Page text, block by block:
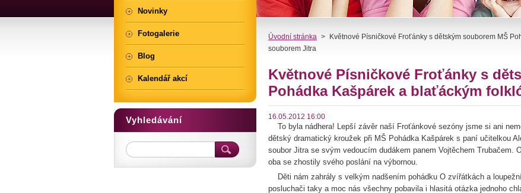
Úvodní stránka >
Květnové Písničkové Froťánky s dětským souborem MŠ
souborem Jitra
Květnové Písničkové Froťánky s
Pohádka Kašpárek a blaťáckým
16.05.2012 16:00
To byla nádhera! Lepší závěr naší Froťánkové sezóny jsme si ani
dětský dramatický kroužek při MŠ Pohádka Kašpárek s paní učitelkou
soubor Jitra se svým vedoucím dudákem panem Vojtěchem Trubačem.
oba se zhostily svého poslání na výbornou.
Děti nám zahrály s velkým nadšením pohádku O zvířátkách a
posluchači taky a moc nás všechny pobavila i hlasitá otázka jednoho
Novinky
Fotogalerie
Blog
Kalendář akcí
Vyhledávání